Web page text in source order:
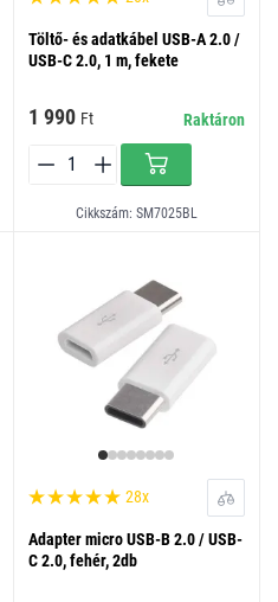
Töltő- és adatkábel USB-A 2.0 /
USB-C 2.0, 1 m, fekete
1 990 Ft Raktáron
Cikkszám: SM7025BL
28x
Adapter micro USB-B 2.0 / USB-
C 2.0, fehér, 2db